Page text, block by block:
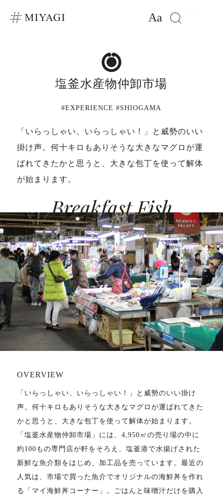
Aa
塩釜水産物仲卸市場
#EXPERIENCE #SHIOGAMA
「いらっしゃい、いらっしゃい！」と威勢のいい
掛け声。何十キロもありそうな大きなマグロが運
ばれてきたかと思うと、大きな包丁を使って解体
が始まります。
Breakfast Fish
OVERVIEW
「いらっしゃい、いらっしゃい！」と威勢のいい掛け
声。何十キロもありそうな大きなマグロが運ばれてきた
かと思うと、大きな包丁を使って解体が始まります。
「塩釜水産物仲卸市場」には、4,950㎡の売り場の中に
約100もの専門店が軒をそろえ、塩釜港で水揚げされた
新鮮な魚介類をはじめ、加工品を売っています。最近の
人気は、市場で買った魚介でオリジナルの海鮮丼を作れ
る「マイ海鮮丼コーナー」。ごはんと味噌汁だけを購入